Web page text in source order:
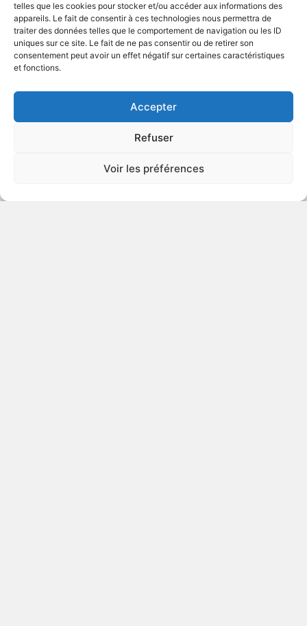
telles que les cookies pour stocker et/ou accéder aux informations des
appareils. Le fait de consentir à ces technologies nous permettra de
traiter des données telles que le comportement de navigation ou les ID
uniques sur ce site. Le fait de ne pas consentir ou de retirer son
consentement peut avoir un effet négatif sur certaines caractéristiques
et fonctions.
Accepter
Refuser
Voir les préférences
2007 Comédie dramatique
Don't Come Knocking